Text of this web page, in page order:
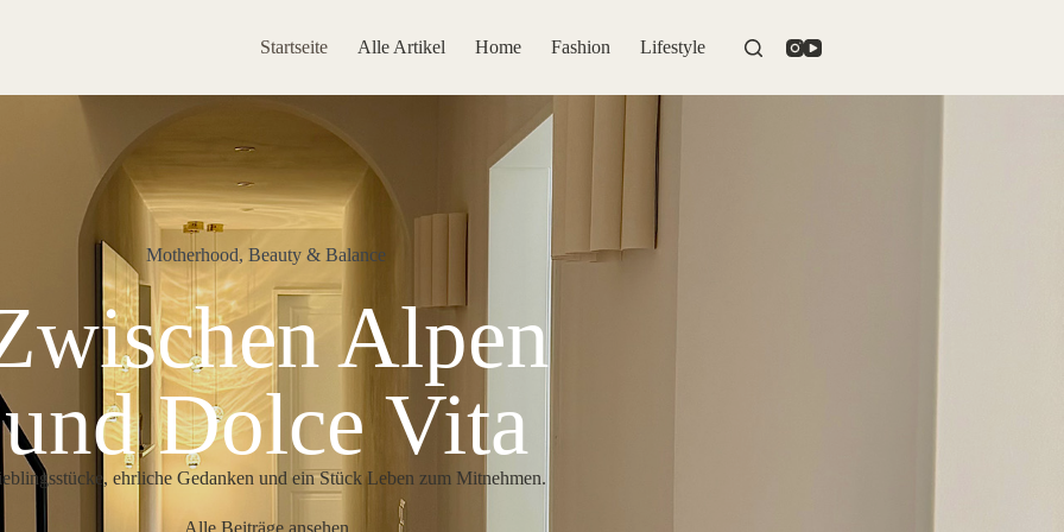
Startseite Alle Artikel Home Fashion Lifestyle
Motherhood, Beauty & Balance
Alpen
und Dolce Vita
ehrliche Gedanken und ein Stück Leben zum Mitnehmen.
Alle Beiträge ansehen